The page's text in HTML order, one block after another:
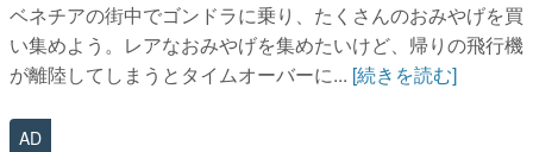
ベネチアの街中でゴンドラに乗り、たくさんのおみやげを買
い集めよう。レアなおみやげを集めたいけど、帰りの飛行機
が離陸してしまうとタイムオーバーに... [続きを読む]
AD